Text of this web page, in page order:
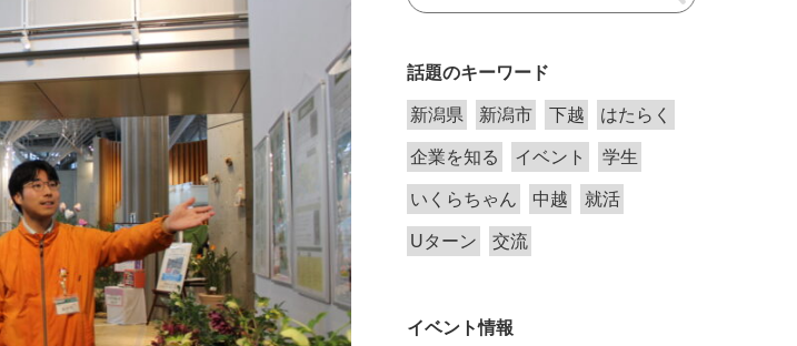
話題のキーワード
新潟県 新潟市 下越 はたらく
企業を知る イベント 学生
いくらちゃん 中越 就活
Uターン 交流
イベント情報